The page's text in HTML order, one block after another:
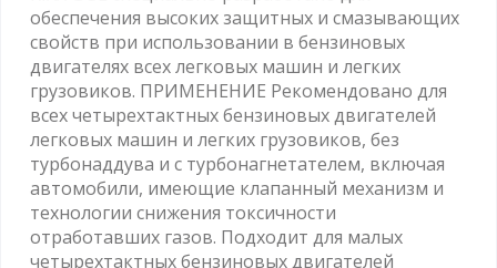
обеспечения высоких защитных и смазывающих
свойств при использовании в бензиновых
двигателях всех легковых машин и легких
грузовиков. ПРИМЕНЕНИЕ Рекомендовано для
всех четырехтактных бензиновых двигателей
легковых машин и легких грузовиков, без
турбонаддува и с турбонагнетателем, включая
автомобили, имеющие клапанный механизм и
технологии снижения токсичности
отработавших газов. Подходит для малых
четырехтактных бензиновых двигателей